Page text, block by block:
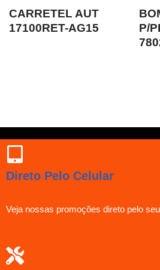
CARRETEL AUT
17100RET-AG15
P/
Direto Pelo Celular
Veja nossas promoções direto pelo